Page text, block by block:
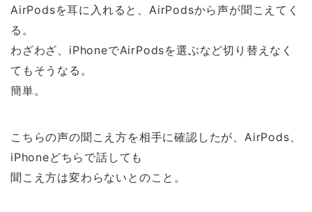
AirPodsを耳に入れると、AirPodsから声が聞こえてく
る。
わざわざ、iPhoneでAirPodsを選ぶなど切り替えなく
てもそうなる。
簡単。
こちらの声の聞こえ方を相手に確認したが、AirPods、
iPhoneどちらで話しても
聞こえ方は変わらないとのこと。